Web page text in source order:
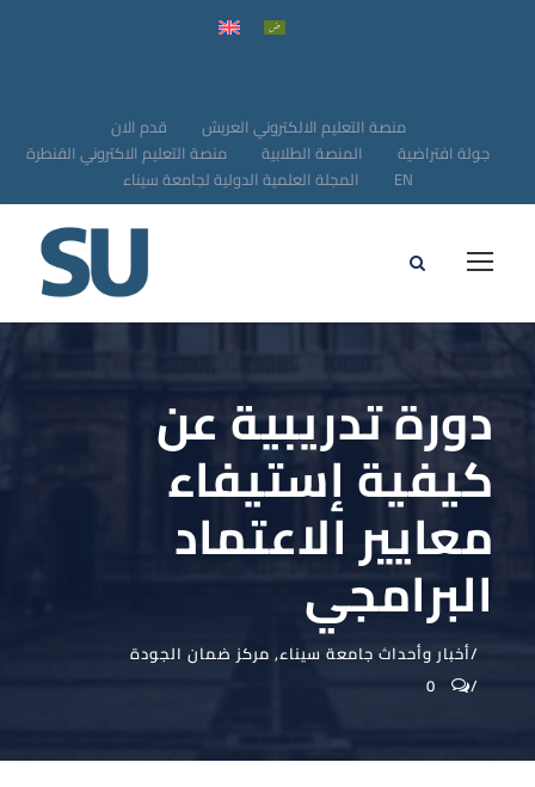
قدم الان
منصة التعليم الالكتروني العريش
منصة التعليم الاكتروني القنطرة
المنصة الطلابية
جولة افتراضية
المجلة العلمية الدولية لجامعة سيناء
EN
دورة تدريبية عن
كيفية إستيفاء
معايير الاعتماد
البرامجي
أخبار وأحداث جامعة سيناء, مركز ضمان الجودة
0